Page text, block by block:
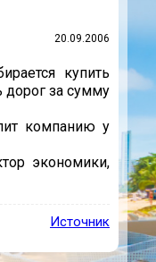
20.09.2006
купить
дорог за сумму
компанию у
экономики,
Источник